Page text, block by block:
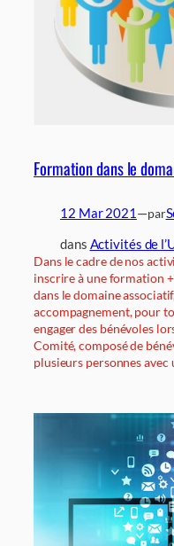
Formation dans le
12 Mar 2021 —par
dans Activités de
Dans le cadre de nos
inscrire à une formation
dans le domaine
accompagnement, pour
engager des bénévoles
Comité, composé de
plusieurs personnes avec